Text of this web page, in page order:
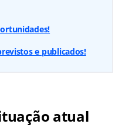
e publicados!
atual